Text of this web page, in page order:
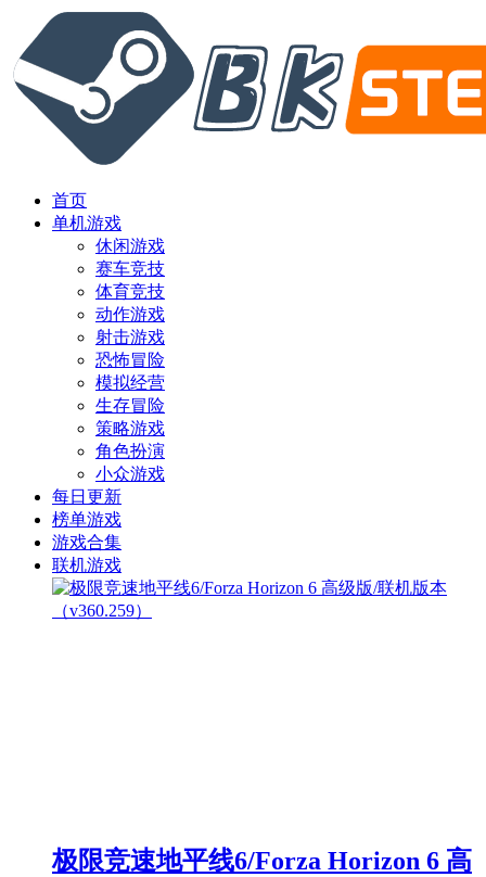
首页
单机游戏
休闲游戏
赛车竞技
体育竞技
动作游戏
射击游戏
恐怖冒险
模拟经营
生存冒险
策略游戏
角色扮演
小众游戏
每日更新
榜单游戏
游戏合集
联机游戏
极限竞速地平线6/Forza Horizon 6 高